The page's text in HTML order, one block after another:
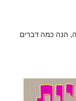
הנה כמה דברים